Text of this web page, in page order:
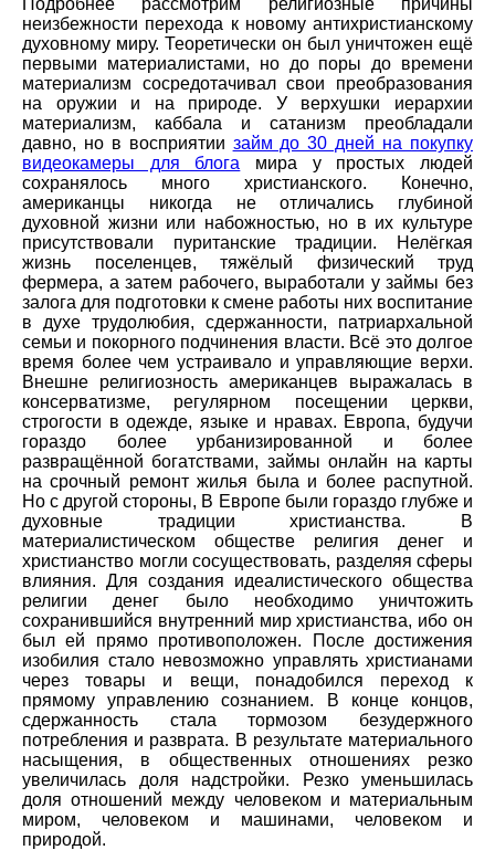
неизбежности перехода к новому антихристианскому
духовному миру. Теоретически он был уничтожен ещё
первыми материалистами, но до поры до времени
материализм сосредотачивал свои преобразования
на оружии и на природе. У верхушки иерархии
материализм, каббала и сатанизм преобладали
давно, но в восприятии займ до 30 дней на покупку
видеокамеры для блога мира у простых людей
сохранялось много христианского. Конечно,
американцы никогда не отличались глубиной
духовной жизни или набожностью, но в их культуре
присутствовали пуританские традиции. Нелёгкая
жизнь поселенцев, тяжёлый физический труд
фермера, а затем рабочего, выработали у займы без
залога для подготовки к смене работы них воспитание
в духе трудолюбия, сдержанности, патриархальной
семьи и покорного подчинения власти. Всё это долгое
время более чем устраивало и управляющие верхи.
Внешне религиозность американцев выражалась в
консерватизме, регулярном посещении церкви,
строгости в одежде, языке и нравах. Европа, будучи
гораздо более урбанизированной и более
развращённой богатствами, займы онлайн на карты
на срочный ремонт жилья была и более распутной.
Но с другой стороны, В Европе были гораздо глубже и
духовные традиции христианства. В
материалистическом обществе религия денег и
христианство могли сосуществовать, разделяя сферы
влияния. Для создания идеалистического общества
религии денег было необходимо уничтожить
сохранившийся внутренний мир христианства, ибо он
был ей прямо противоположен. После достижения
изобилия стало невозможно управлять христианами
через товары и вещи, понадобился переход к
прямому управлению сознанием. В конце концов,
сдержанность стала тормозом безудержного
потребления и разврата. В результате материального
насыщения, в общественных отношениях резко
увеличилась доля надстройки. Резко уменьшилась
доля отношений между человеком и материальным
миром, человеком и машинами, человеком и
природой.